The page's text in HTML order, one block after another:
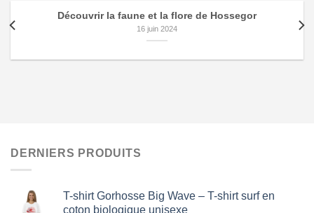
Découvrir la faune et la flore de Hossegor
16 juin 2024
DERNIERS PRODUITS
T-shirt Gorhosse Big Wave – T-shirt surf en
coton biologique unisexe